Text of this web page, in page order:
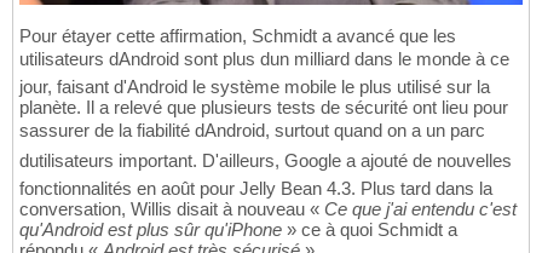
Pour étayer cette affirmation, Schmidt a avancé que les
utilisateurs dAndroid sont plus dun milliard dans le monde à ce
jour, faisant d'Android le système mobile le plus utilisé sur la
planète. Il a relevé que plusieurs tests de sécurité ont lieu pour
sassurer de la fiabilité dAndroid, surtout quand on a un parc
dutilisateurs important. D'ailleurs, Google a ajouté de nouvelles
fonctionnalités en août pour Jelly Bean 4.3. Plus tard dans la
conversation, Willis disait à nouveau « Ce que j'ai entendu c'est
qu'Android est plus sûr qu'iPhone » ce à quoi Schmidt a